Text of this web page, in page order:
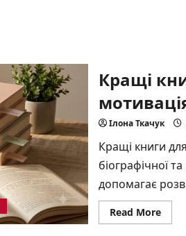
Кращі
Ілона Ткачук
Кращі книги
біографічної
допомагає
Read MoreRead
more